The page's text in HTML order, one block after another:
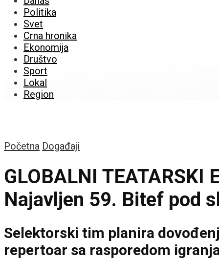
Politika
Svet
Crna hronika
Ekonomija
Društvo
Sport
Lokal
Region
Početna Događaji
GLOBALNI TEATARSKI
Najavljen 59. Bitef pod
Selektorski tim planira
repertoar sa rasporedom